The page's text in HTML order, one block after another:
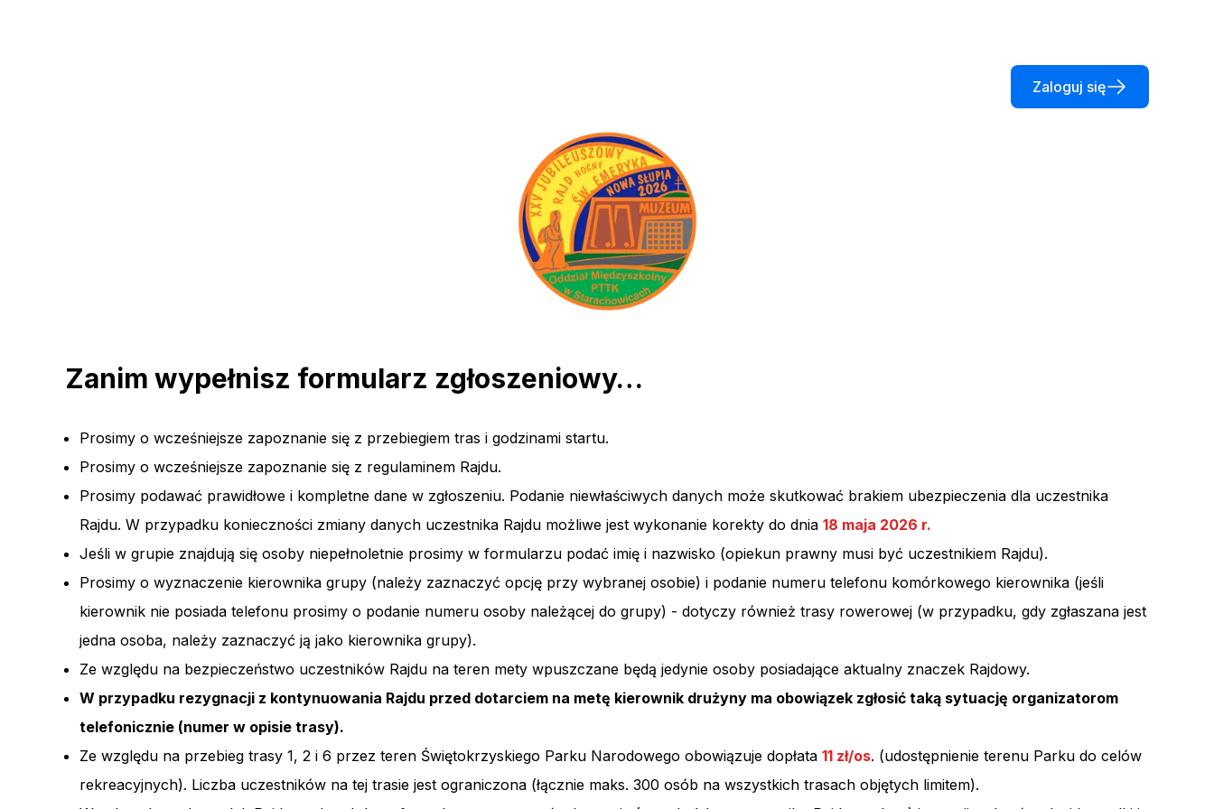
Zaloguj się
Zanim wypełnisz formularz zgłoszeniowy…
Prosimy o wcześniejsze zapoznanie się z przebiegiem tras i godzinami startu.
Prosimy o wcześniejsze zapoznanie się z regulaminem Rajdu.
Prosimy podawać prawidłowe i kompletne dane w zgłoszeniu. Podanie niewłaściwych danych może skutkować brakiem ubezpieczenia dla uczestnika
Rajdu. W przypadku konieczności zmiany danych uczestnika Rajdu możliwe jest wykonanie korekty do dnia 18 maja 2026 r.
Jeśli w grupie znajdują się osoby niepełnoletnie prosimy w formularzu podać imię i nazwisko (opiekun prawny musi być uczestnikiem Rajdu).
Prosimy o wyznaczenie kierownika grupy (należy zaznaczyć opcję przy wybranej osobie) i podanie numeru telefonu komórkowego kierownika (jeśli
kierownik nie posiada telefonu prosimy o podanie numeru osoby należącej do grupy) - dotyczy również trasy rowerowej (w przypadku, gdy zgłaszana jest
jedna osoba, należy zaznaczyć ją jako kierownika grupy).
Ze względu na bezpieczeństwo uczestników Rajdu na teren mety wpuszczane będą jedynie osoby posiadające aktualny znaczek Rajdowy.
W przypadku rezygnacji z kontynuowania Rajdu przed dotarciem na metę kierownik drużyny ma obowiązek zgłosić taką sytuację organizatorom
telefonicznie (numer w opisie trasy).
Ze względu na przebieg trasy 1, 2 i 6 przez teren Świętokrzyskiego Parku Narodowego obowiązuje dopłata 11 zł/os. (udostępnienie terenu Parku do celów
rekreacyjnych). Liczba uczestników na tej trasie jest ograniczona (łącznie maks. 300 osób na wszystkich trasach objętych limitem).